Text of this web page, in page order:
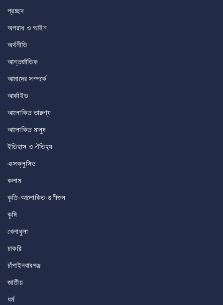
প্রচ্ছদ
অপরাধ ও আইন
অর্থনীতি
আন্তর্জাতিক
আমাদের সম্পর্কে
আর্কাইভ
আলোকিত তারুণ্য
আলোকিত মানুষ
ইতিহাস ও ঐতিহ্য
এক্সক্লুসিভ
কলাম
কৃতি-আলোকিত-গুণীজন
কৃষি
খেলাধুলা
চাকরি
চাঁপাইনবাবগঞ্জ
জাতীয়
ধর্ম